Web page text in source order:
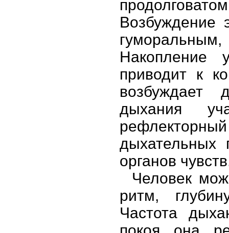
Возбуждение
Накопление
приводит к
возбуждает
дыхания
дыхательных
органов
Человек
ритм,
Частота